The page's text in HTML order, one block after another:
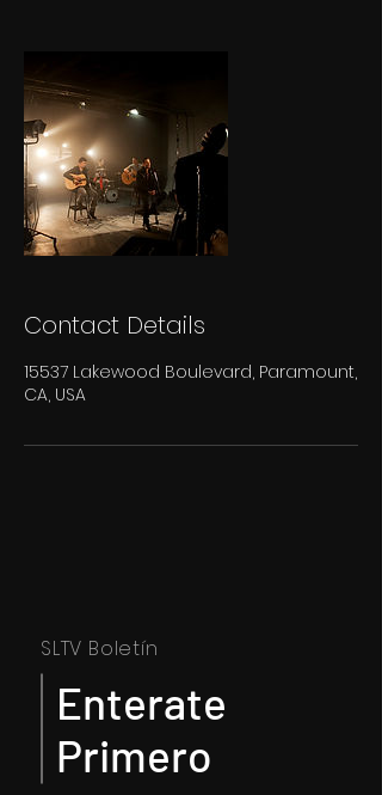
Contact Details
15537 Lakewood Boulevard, Paramount,
CA, USA
SLTV Boletín
Enterate
Primero